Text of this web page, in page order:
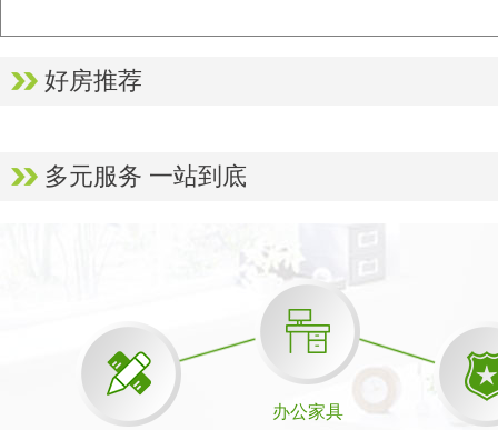
好房推荐
多元服务 一站到底
办公家具